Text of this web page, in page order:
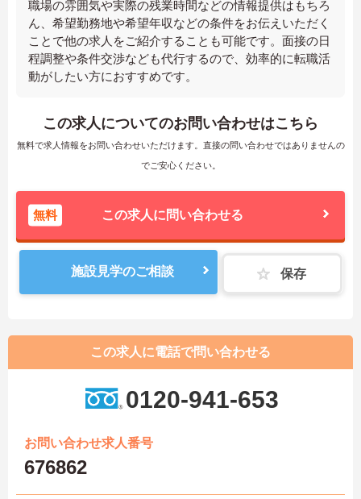
職場の雰囲気や実際の残業時間などの情報提供はもちろ
ん、希望勤務地や希望年収などの条件をお伝えいただく
ことで他の求人をご紹介することも可能です。面接の日
程調整や条件交渉なども代行するので、効率的に転職活
動がしたい方におすすめです。
この求人についてのお問い合わせはこちら
無料で求人情報をお問い合わせいただけます。直接の問い合わせではありませんの
でご安心ください。
無料 この求人に問い合わせる
施設見学のご相談 保存
この求人に電話で問い合わせる
0120-941-653
お問い合わせ求人番号
676862